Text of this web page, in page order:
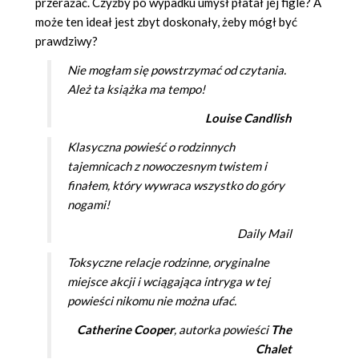
może ten ideał jest zbyt doskonały, żeby mógł być
prawdziwy?
Nie mogłam się powstrzymać od czytania.
Ależ ta książka ma tempo!
Louise Candlish
Klasyczna powieść o rodzinnych
tajemnicach z nowoczesnym twistem i
finałem, który wywraca wszystko do góry
nogami!
Daily Mail
Toksyczne relacje rodzinne, oryginalne
miejsce akcji i wciągająca intryga w tej
powieści nikomu nie można ufać.
Catherine Cooper, autorka powieściThe
Chalet